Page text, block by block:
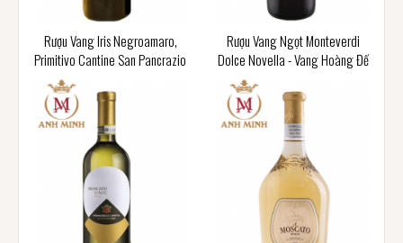
Rượu Vang Iris Negroamaro,
Primitivo Cantine San Pancrazio
Rượu Vang Ngọt Monteverdi
Dolce Novella - Vang Hoàng Đế